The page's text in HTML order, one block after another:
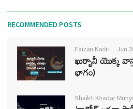
RECOMMENDED POSTS
Faizan Kadri Jun
ఖుర్బానీ యొక్క
భాగం)
Shaikh Khadar